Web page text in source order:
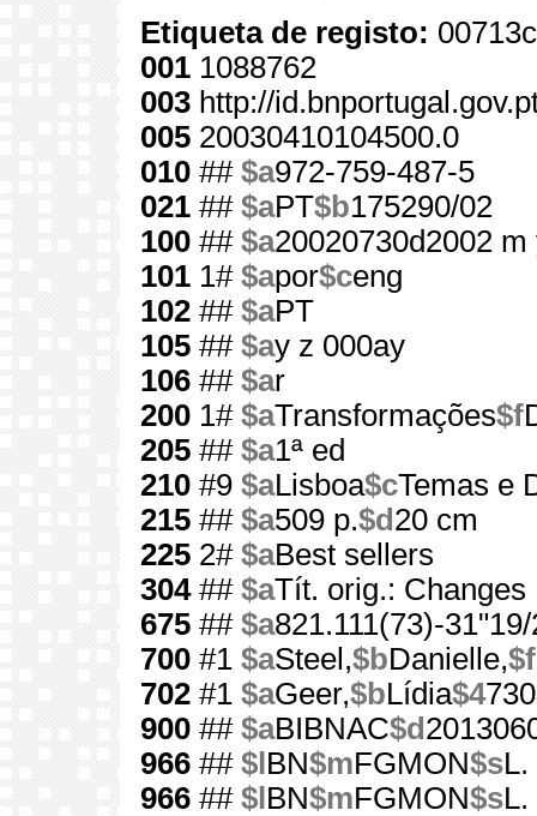
Etiqueta de registo:
001 1088762
003 http://
005 20030410104500.0
010 ## $a972-759-487-5
021 ## $aPT$b175290/02
100 ## $a20020730d2002
101 1# $apor$ceng
102 ## $aPT
105 ## $ay z 000ay
106 ## $ar
200 1# $aTransformações$f
205 ## $a1ª ed
210 #9 $aLisboa$cTemas e
215 ## $a509 p.$d 20 cm
225 2# $aBest sellers
304## $aTít. orig.: Changes
675 ## $a821.111(73)-
700 #1 $aSteel,$bDanielle,$f
702 #1 $aGeer,$bLídia$4730
900 ## $aBIBNAC$d
966 ## $l BN$mFGMON$sL.
966 ## $l BN$mFGMON$sL.